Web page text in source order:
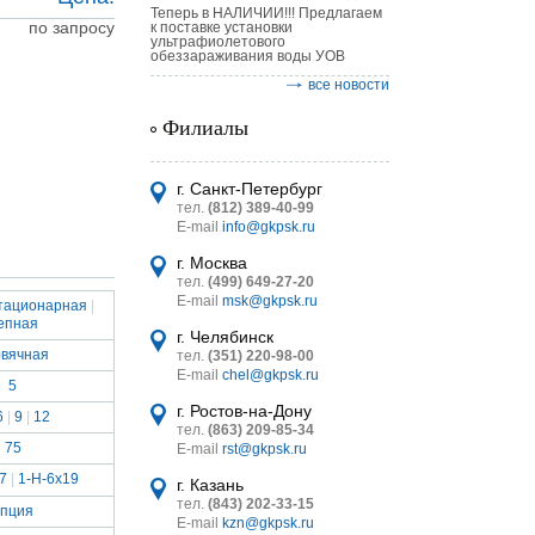
MINI
по запросу
5
9
12
75
1-H-6x19
Теперь в НАЛИЧИИ!!! Предлагаем
к поставке установки
ультрафиолетового
обеззараживания воды УОВ
все новости
Филиалы
г. Санкт-Петербург
тел. (812) 389-40-99
E-mail info@gkpsk.ru
г. Москва
тел. (499) 649-27-20
E-mail msk@gkpsk.ru
г. Челябинск
тел. (351) 220-98-00
E-mail chel@gkpsk.ru
г. Ростов-на-Дону
тел. (863) 209-85-34
E-mail rst@gkpsk.ru
г. Казань
тел. (843) 202-33-15
E-mail
kzn@gkpsk.ru